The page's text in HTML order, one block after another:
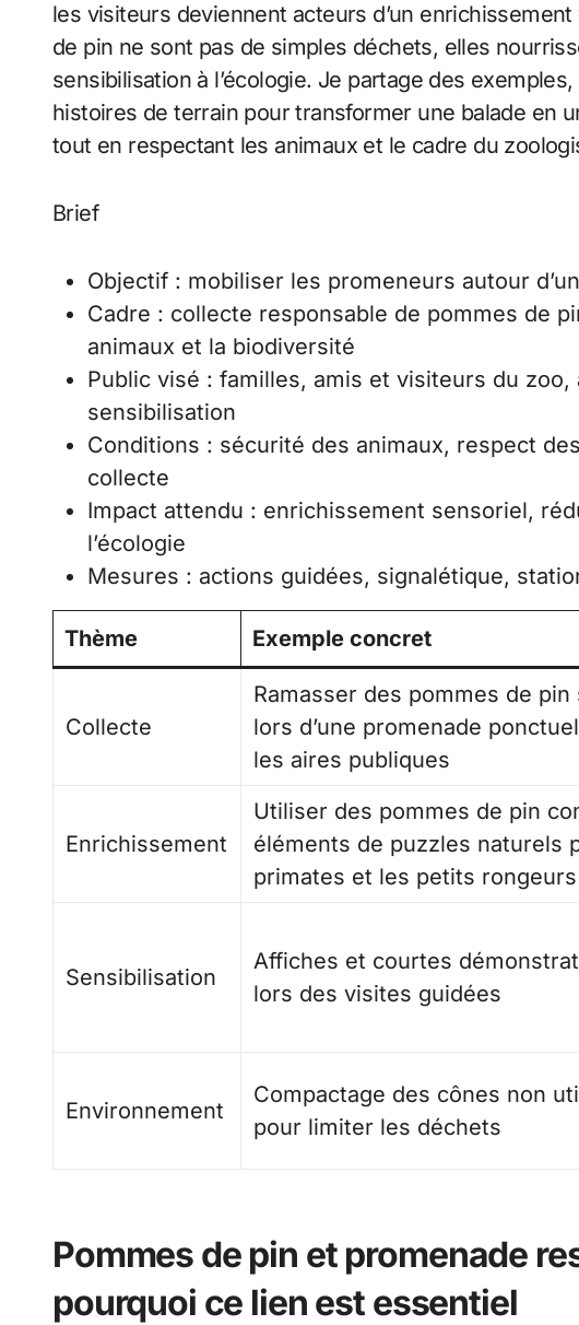
les visiteurs deviennent acteurs d’un
de pin ne sont pas de simples déchets, elles
sensibilisation à l’écologie. Je partage des
histoires de terrain pour transformer une balade en
tout en respectant les animaux et le cadre du
Brief
Objectif : mobiliser les promeneurs autour
Cadre : collecte responsable de pommes de
animaux et la biodiversité
Public visé : familles, amis et visiteurs du zoo,
sensibilisation
Conditions : sécurité des animaux, respect
collecte
Impact attendu : enrichissement sensoriel,
l’écologie
Mesures : actions guidées, signalétique,
Thème Exemple concret
Collecte
Ramasser des pommes de pin
lors d’une promenade
les aires publiques
Enrichissement
Utiliser des pommes de pin
éléments de puzzles naturels
primates et les petits rongeurs
Sensibilisation
Affiches et courtes
lors des visites guidées
Environnement
Compactage des cônes non
pour limiter les déchets
Pommes de pin et promenade
pourquoi ce lien est essentiel